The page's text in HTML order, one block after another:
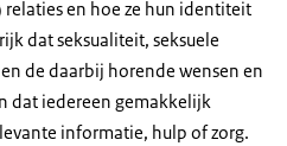
en hoe ze hun identiteit
dat seksualiteit, seksuele
de daarbij horende wensen en
dat iedereen gemakkelijk
informatie, hulp of zorg.